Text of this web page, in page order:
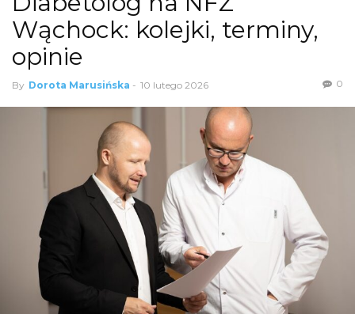
Wąchock: kolejki, terminy,
opinie
By Dorota Marusińska - 10 lutego 2026 0